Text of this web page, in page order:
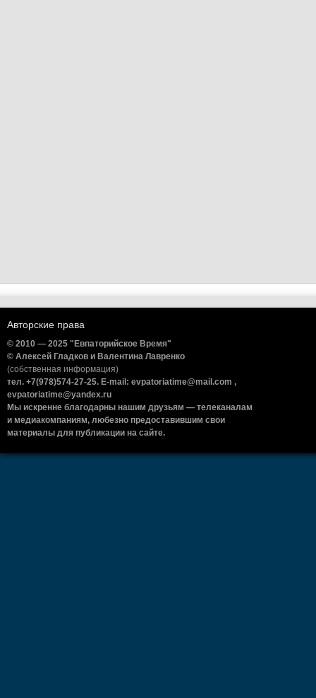
Авторские права
© 2010 — 2025 "Евпаторийское Время"
© Алексей Гладков и Валентина Лавренко
(собственная информация)
тел. +7(978)574-27-25. E-mail: evpatoriatime@mail.com ,
evpatoriatime@yandex.ru
Мы искренне благодарны нашим друзьям — телеканалам
и медиакомпаниям, любезно предоставившим свои
материалы для публикации на сайте.